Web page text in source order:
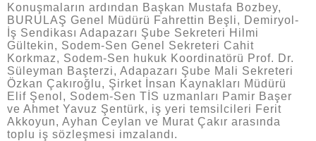
Konuşmaların ardından Başkan Mustafa Bozbey,
BURULAŞ Genel Müdürü Fahrettin Beşli, Demiryol-
İş Sendikası Adapazarı Şube Sekreteri Hilmi
Gültekin, Sodem-Sen Genel Sekreteri Cahit
Korkmaz, Sodem-Sen hukuk Koordinatörü Prof. Dr.
Süleyman Başterzi, Adapazarı Şube Mali Sekreteri
Özkan Çakıroğlu, Şirket İnsan Kaynakları Müdürü
Elif Şenol, Sodem-Sen TİS uzmanları Pamir Başer
ve Ahmet Yavuz Şentürk, iş yeri temsilcileri Ferit
Akkoyun, Ayhan Ceylan ve Murat Çakır arasında
toplu iş sözleşmesi imzalandı.